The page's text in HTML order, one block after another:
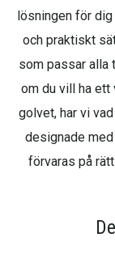
lösningen för
och praktiskt
som passar alla
om du vill ha
golvet, har vi
designade
förvaras på